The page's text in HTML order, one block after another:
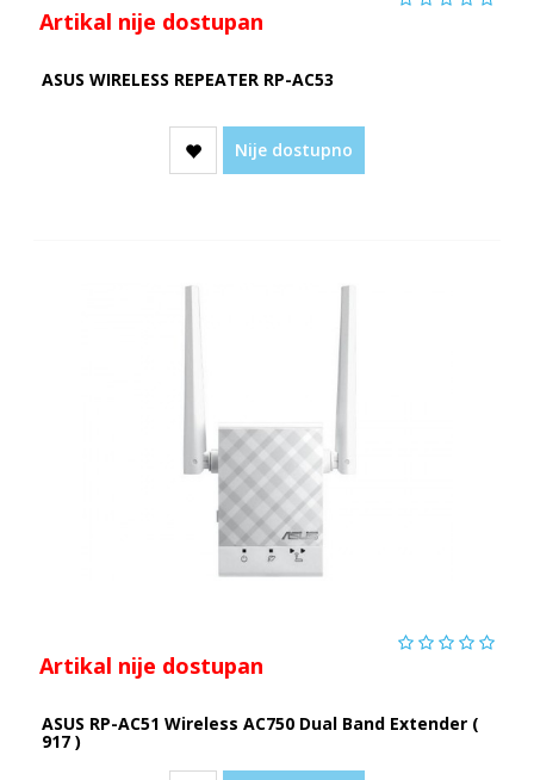
Artikal nije dostupan
ASUS WIRELESS REPEATER RP-AC53
Nije dostupno
Artikal nije dostupan
ASUS RP-AC51 Wireless AC750 Dual Band Extender (
917 )